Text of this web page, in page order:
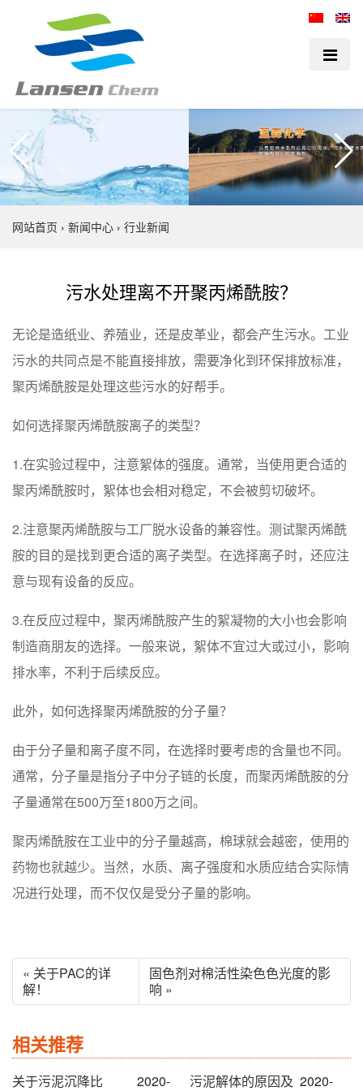
网站首页 › 新闻中心 › 行业新闻
污水处理离不开聚丙烯酰胺？
无论是造纸业、养殖业，还是皮革业，都会产生污水。工业
污水的共同点是不能直接排放，需要净化到环保排放标准，
聚丙烯酰胺是处理这些污水的好帮手。
如何选择聚丙烯酰胺离子的类型？
1.在实验过程中，注意絮体的强度。通常，当使用更合适的
聚丙烯酰胺时，絮体也会相对稳定，不会被剪切破坏。
2.注意聚丙烯酰胺与工厂脱水设备的兼容性。测试聚丙烯酰
胺的目的是找到更合适的离子类型。在选择离子时，还应注
意与现有设备的反应。
3.在反应过程中，聚丙烯酰胺产生的絮凝物的大小也会影响
制造商朋友的选择。一般来说，絮体不宜过大或过小，影响
排水率，不利于后续反应。
此外，如何选择聚丙烯酰胺的分子量？
由于分子量和离子度不同，在选择时要考虑的含量也不同。
通常，分子量是指分子中分子链的长度，而聚丙烯酰胺的分
子量通常在500万至1800万之间。
聚丙烯酰胺在工业中的分子量越高，棉球就会越密，使用的
药物也就越少。当然，水质、离子强度和水质应结合实际情
况进行处理，而不仅仅是受分子量的影响。
« 关于PAC的详
解！
固色剂对棉活性染色色光度的影
响 »
相关推荐
关于污泥沉降比 2020- 污泥解体的原因及 2020-